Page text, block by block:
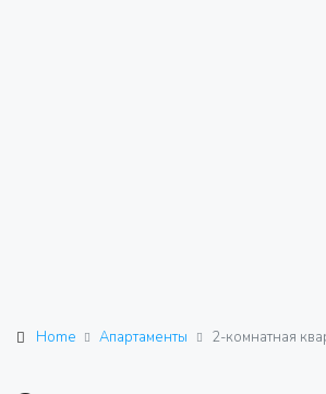
Home Апартаменты 2-комнатная